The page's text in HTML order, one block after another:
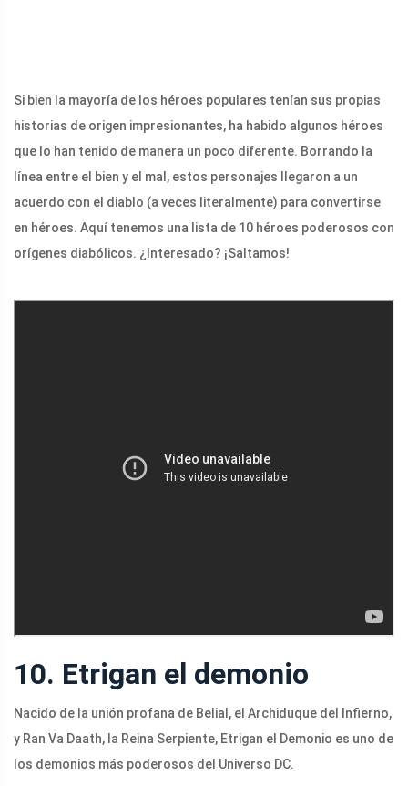
Si bien la mayoría de los héroes populares tenían sus propias
historias de origen impresionantes, ha habido algunos héroes
que lo han tenido de manera un poco diferente. Borrando la
línea entre el bien y el mal, estos personajes llegaron a un
acuerdo con el diablo (a veces literalmente) para convertirse
en héroes. Aquí tenemos una lista de 10 héroes poderosos con
orígenes diabólicos. ¿Interesado? ¡Saltamos!
10. Etrigan el demonio
Nacido de la unión profana de Belial, el Archiduque del Infierno,
y Ran Va Daath, la Reina Serpiente, Etrigan el Demonio es uno de
los demonios más poderosos del Universo DC.